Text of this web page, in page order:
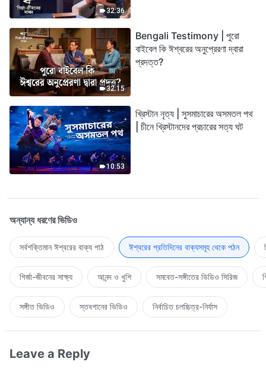
32:36
32:15
Bengali Testimony | পুরো
বাইবেল কি ঈশ্বরের অনুপ্রেরণা দ্বারা
প্রদত্ত?
10:53
খ্রিস্টান নৃত্য | সুসমাচারের অসমতল পথ
| চীনে খ্রিস্টানদের প্রচারের সত্য ঘট
অন্যান্য ধরণের ভিডিও
সর্বশক্তিমান ঈশ্বরের বাক্য পাঠ ঈশ্বরের প্রতিদিনের বাক্যসমূহ থেকে পঠন
গির্জা-জীবনের সাক্ষ্য আনন্দ ও খুশি সমবেত-সঙ্গীতের ভিডিও সিরিজ
সঙ্গীত ভিডিও স্তবগানের ভিডিও নির্বাচিত চলচ্চিত্র-নির্যাস
Leave a Reply